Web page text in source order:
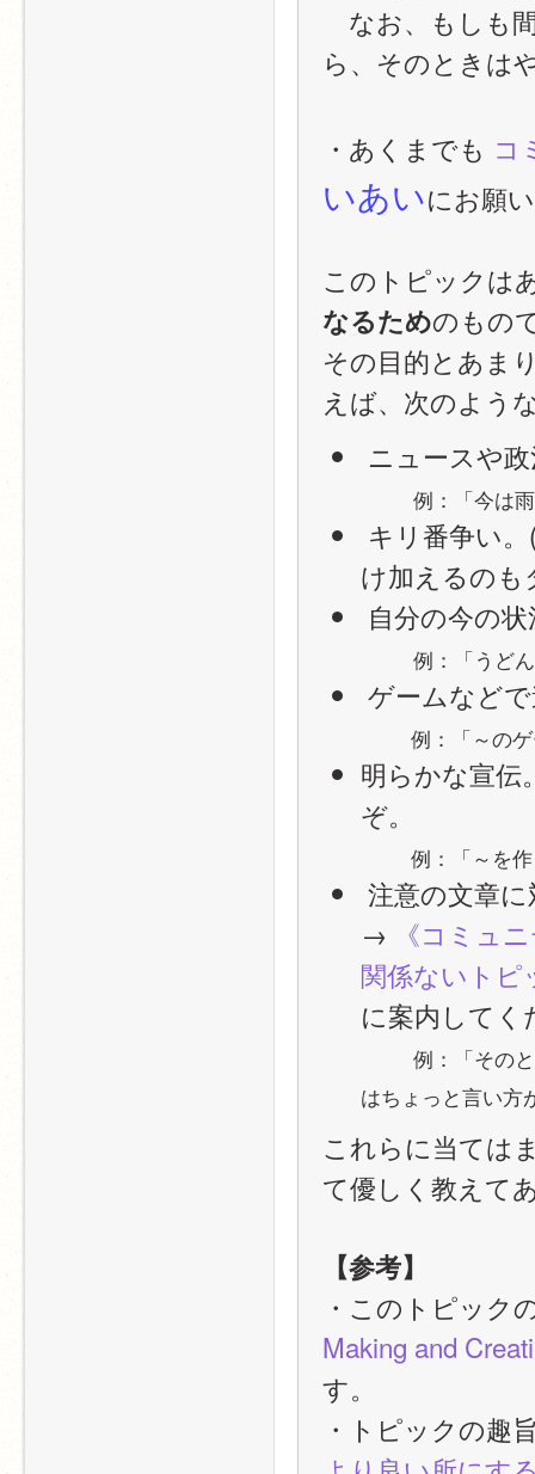
なお、もしも
ら、そのときは
・あくまでも コ
いあいにお願
このトピックは
なるためのもの
その目的とあま
えば、次のよう
ニュースや
例：「今は
け加えるのも
自分の今の
例：「うど
ゲームなど
例：「～の
明らかな宣
ぞ。
例：「～を
注意の文章
→
《コミュ
関係ないトピ
に案内してく
例：「その
はちょっと言い方
これらに当ては
て優しく教えて
【参考】
・このトピック
Making and
す。
・トピックの趣